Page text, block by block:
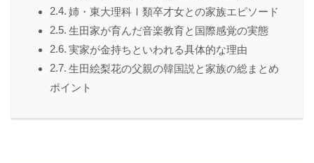
姉・東大理科Ⅰ類卒才女との家族エピソード
生田家が育んだ音楽教育と国際感覚の実態
実家が金持ちといわれる具体的な理由
生田絵梨花の父親の韓国説と家族の総まとめ
ポイント